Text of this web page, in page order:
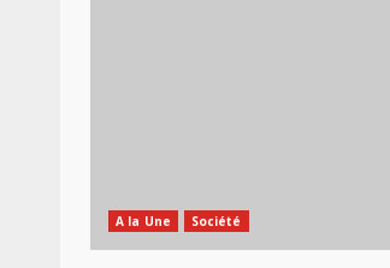
A la Une Société